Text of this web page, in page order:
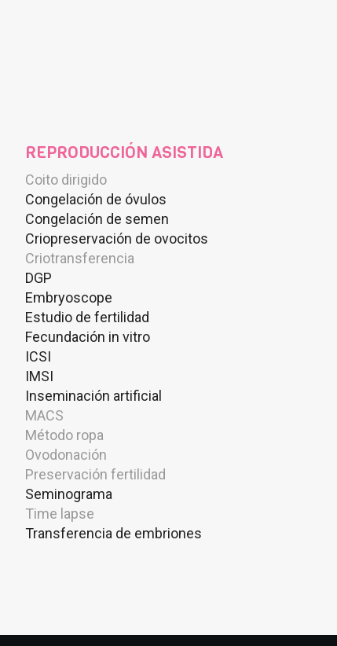
REPRODUCCIÓN ASISTIDA
Coito dirigido
Congelación de óvulos
Congelación de semen
Criopreservación de ovocitos
Criotransferencia
DGP
Embryoscope
Estudio de fertilidad
Fecundación in vitro
ICSI
IMSI
Inseminación artificial
MACS
Método ropa
Ovodonación
Preservación fertilidad
Seminograma
Time lapse
Transferencia de embriones